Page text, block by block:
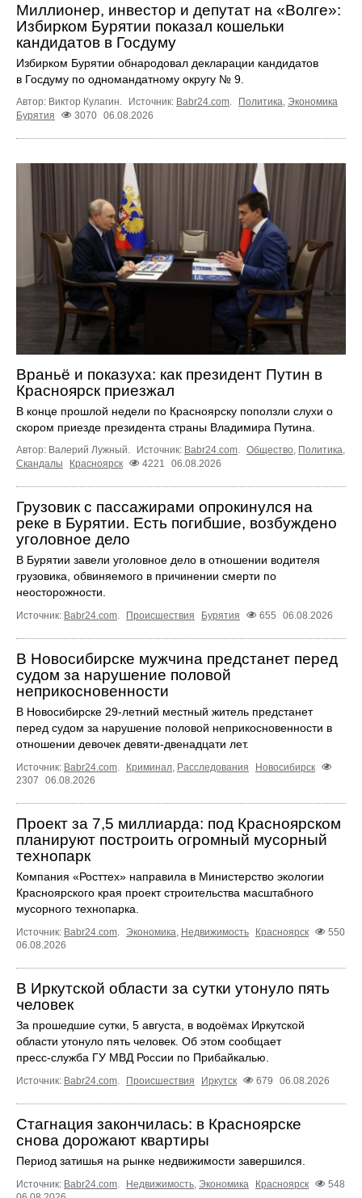
Миллионер, инвестор и депутат на «Волге»:
Избирком Бурятии показал кошельки
кандидатов в Госдуму
Избирком Бурятии обнародовал декларации кандидатов
в Госдуму по одномандатному округу № 9.
Автор: Виктор Кулагин. Источник: Babr24.com Политика Экономика
Бурятия
3070 06.08.2026
Враньё и показуха: как президент Путин в
Красноярск приезжал
В конце прошлой недели по Красноярску поползли слухи о
скором приезде президента страны Владимира Путина.
Автор: Валерий Лужный. Источник: Babr24.com Общество Политика
Скандалы
Красноярск 4221 06.08.2026
Грузовик с пассажирами опрокинулся на
реке в Бурятии. Есть погибшие, возбуждено
уголовное дело
В Бурятии завели уголовное дело в отношении водителя
грузовика, обвиняемого в причинении смерти по
неосторожности.
Источник: Babr24.com Происшествия Бурятия 655 06.08.2026
В Новосибирске мужчина предстанет перед
судом за нарушение половой
неприкосновенности
В Новосибирске 29-летний местный житель предстанет
перед судом за нарушение половой неприкосновенности в
отношении девочек девяти-двенадцати лет.
Источник: Babr24.com. Криминал, Расследования
Новосибирск
2307
06.08.2026
Проект за 7,5 миллиарда: под Красноярском
планируют построить огромный мусорный
технопарк
Компания «Росттех» направила в Министерство экологии
Красноярского края проект строительства масштабного
мусорного технопарка.
Источник: Babr24.com. Экономика, Недвижимость Красноярск
550
06.08.2026
В Иркутской области за сутки утонуло пять
человек
За прошедшие сутки, 5 августа, в водоёмах Иркутской
области утонуло пять человек. Об этом сообщает
пресс‑служба ГУ МВД России по Прибайкалью.
Источник: Babr24.com. Происшествия Иркутск 679 06.08.2026
Стагнация закончилась: в Красноярске
снова дорожают квартиры
Период затишья на рынке недвижимости завершился.
Источник: Babr24.com. Недвижимость, Экономика Красноярск
548